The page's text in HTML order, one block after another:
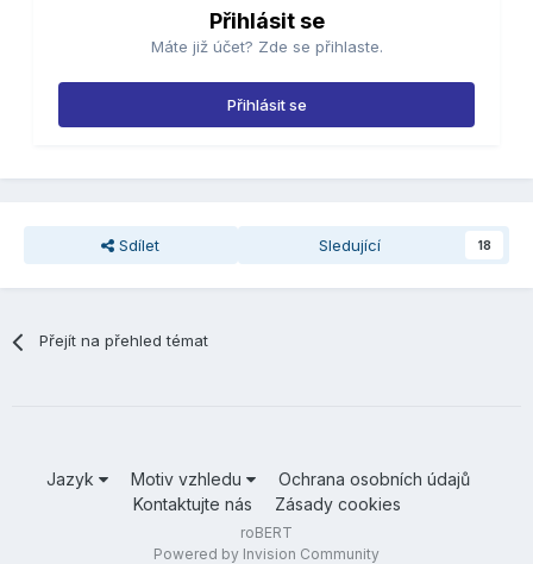
Přihlásit se
Máte již účet? Zde se přihlaste.
Přihlásit se
Sdílet Sledující 18
Přejít na přehled témat
Jazyk Motiv vzhledu
Ochrana osobních údajů
Kontaktujte nás
Zásady cookies
roBERT
Powered by Invision Community